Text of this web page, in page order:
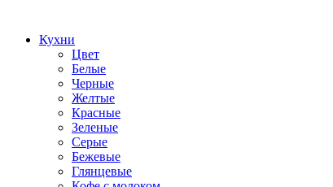
Кухни
Цвет
Белые
Черные
Желтые
Красные
Зеленые
Серые
Бежевые
Глянцевые